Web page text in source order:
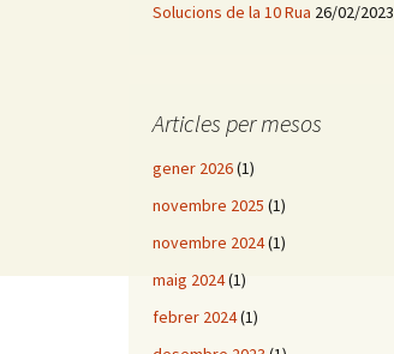
Solucions de la 10 Rua 26/02/2023
Articles per mesos
gener 2026(1)
novembre 2025 (1)
novembre 2024(1)
maig 2024(1)
febrer 2024(1)